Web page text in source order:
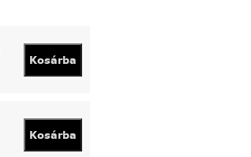
Kosárba
Kosárba